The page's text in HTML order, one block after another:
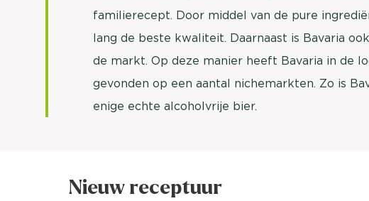
UX-
familierecept. Door middel van de pure
lang de beste kwaliteit. Daarnaast is Bavaria
de markt. Op deze manier heeft Bavaria in de
gevonden op een aantal nichemarkten. Zo is
enige echte alcoholvrije bier.
Nieuw receptuur